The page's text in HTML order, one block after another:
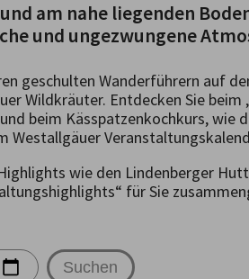
am nahe liegenden
und ungezwungene
geschulten Wanderführern auf
Wildkräuter. Entdecken Sie
beim Kässpatzenkochkurs,
Westallgäuer
wie den Lindenberger
für Sie
Suchen